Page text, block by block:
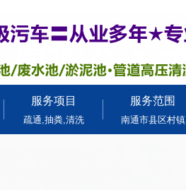
服务项目
疏通,抽粪,清洗
服务范围
南通市县区村镇